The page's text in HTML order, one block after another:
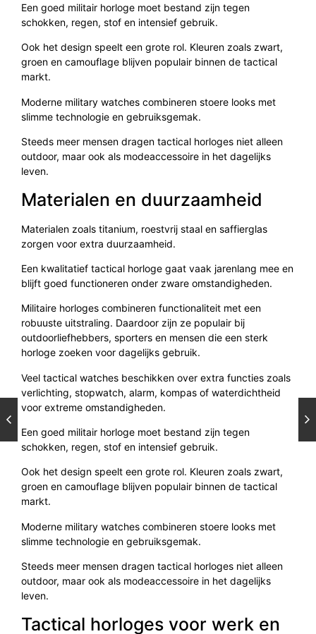
Een goed militair horloge moet bestand zijn tegen
schokken, regen, stof en intensief gebruik.
Ook het design speelt een grote rol. Kleuren zoals zwart,
groen en camouflage blijven populair binnen de tactical
markt.
Moderne military watches combineren stoere looks met
slimme technologie en gebruiksgemak.
Steeds meer mensen dragen tactical horloges niet alleen
outdoor, maar ook als modeaccessoire in het dagelijks
leven.
Materialen en duurzaamheid
Materialen zoals titanium, roestvrij staal en saffierglas
zorgen voor extra duurzaamheid.
Een kwalitatief tactical horloge gaat vaak jarenlang mee en
blijft goed functioneren onder zware omstandigheden.
Militaire horloges combineren functionaliteit met een
robuuste uitstraling. Daardoor zijn ze populair bij
outdoorliefhebbers, sporters en mensen die een sterk
horloge zoeken voor dagelijks gebruik.
Veel tactical watches beschikken over extra functies zoals
verlichting, stopwatch, alarm, kompas of waterdichtheid
voor extreme omstandigheden.
Een goed militair horloge moet bestand zijn tegen
schokken, regen, stof en intensief gebruik.
Ook het design speelt een grote rol. Kleuren zoals zwart,
groen en camouflage blijven populair binnen de tactical
markt.
Moderne military watches combineren stoere looks met
slimme technologie en gebruiksgemak.
Steeds meer mensen dragen tactical horloges niet alleen
outdoor, maar ook als modeaccessoire in het dagelijks
leven.
Tactical horloges voor werk en